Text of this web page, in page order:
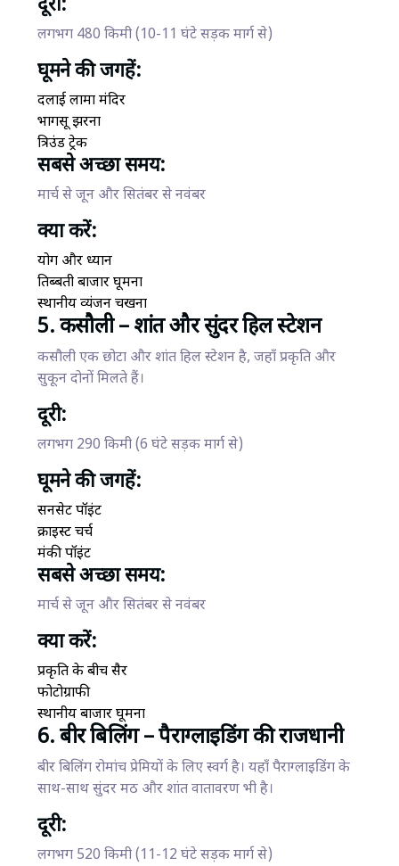
दूरी:
लगभग 480 किमी (10-11 घंटे सड़क मार्ग से)
घूमने की जगहें:
दलाई लामा मंदिर
भागसू झरना
त्रिउंड ट्रेक
सबसे अच्छा समय:
मार्च से जून और सितंबर से नवंबर
क्या करें:
योग और ध्यान
तिब्बती बाजार घूमना
स्थानीय व्यंजन चखना
5. कसौली – शांत और सुंदर हिल स्टेशन
कसौली एक छोटा और शांत हिल स्टेशन है, जहाँ प्रकृति और
सुकून दोनों मिलते हैं।
दूरी:
लगभग 290 किमी (6 घंटे सड़क मार्ग से)
घूमने की जगहें:
सनसेट पॉइंट
क्राइस्ट चर्च
मंकी पॉइंट
सबसे अच्छा समय:
मार्च से जून और सितंबर से नवंबर
क्या करें:
प्रकृति के बीच सैर
फोटोग्राफी
स्थानीय बाजार घूमना
6. बीर बिलिंग – पैराग्लाइडिंग की राजधानी
बीर बिलिंग रोमांच प्रेमियों के लिए स्वर्ग है। यहाँ पैराग्लाइडिंग के
साथ-साथ सुंदर मठ और शांत वातावरण भी है।
दूरी:
लगभग 520 किमी (11-12 घंटे सड़क मार्ग से)